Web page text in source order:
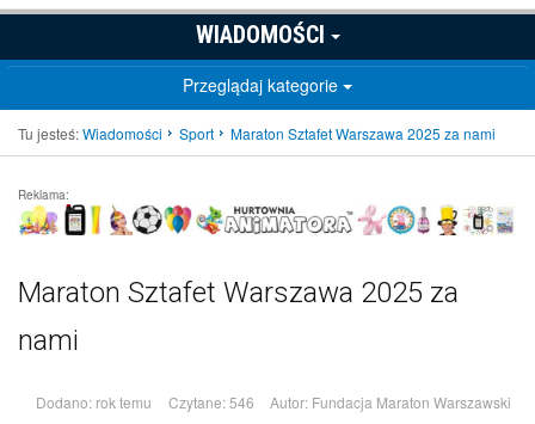
WIADOMOŚCI
Przeglądaj kategorie
Tu jesteś:Wiadomości Sport Maraton Sztafet Warszawa 2025 za nami
Reklama:
Maraton Sztafet Warszawa 2025 za
nami
Dodano: rok temu Czytane: 546 Autor: Fundacja Maraton Warszawski